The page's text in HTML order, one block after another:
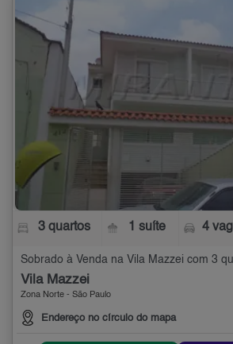
3 quartos 1 suíte 4
Sobrado à Venda na Vila Mazzei com 3
Vila Mazzei
Zona Norte - São Paulo
Endereço no círculo do mapa